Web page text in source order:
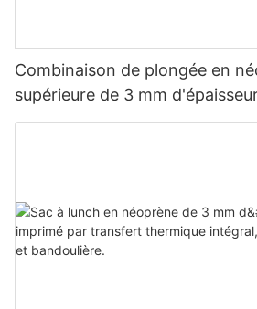
Combinaison de plongée en
supérieure de 3 mm
Confort inégalé.